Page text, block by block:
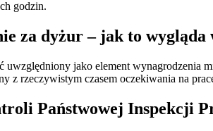
godzin.
za dyżur – jak to wygląda
uwzględniony jako element wynagrodzenia
z rzeczywistym czasem oczekiwania na
Państwowej Inspekcji